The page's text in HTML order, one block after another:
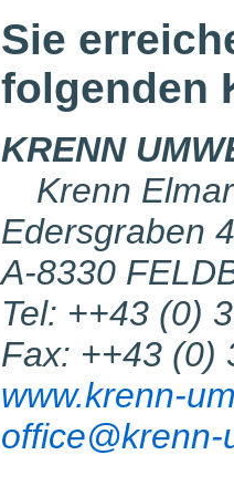
Sie
folgenden
KRENN
Krenn Elmar
Edersgraben
A-8330
Tel: ++43 (0)
Fax: ++43 (0)
www.krenn-